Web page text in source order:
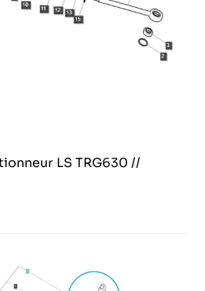
LS TRG630 //